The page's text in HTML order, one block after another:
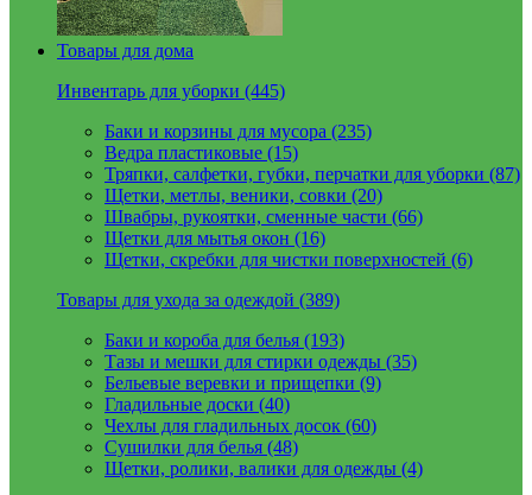
Товары для дома
Инвентарь для уборки (445)
Баки и корзины для мусора (235)
Ведра пластиковые (15)
Тряпки, салфетки, губки, перчатки для уборки (87)
Щетки, метлы, веники, совки (20)
Швабры, рукоятки, сменные части (66)
Щетки для мытья окон (16)
Щетки, скребки для чистки поверхностей (6)
Товары для ухода за одеждой (389)
Баки и короба для белья (193)
Тазы и мешки для стирки одежды (35)
Бельевые веревки и прищепки (9)
Гладильные доски (40)
Чехлы для гладильных досок (60)
Сушилки для белья (48)
Щетки, ролики, валики для одежды (4)